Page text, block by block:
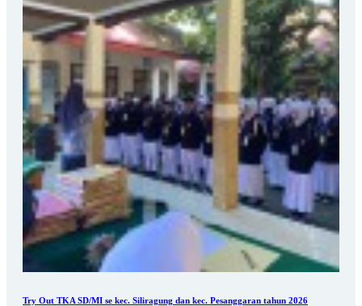
Try Out TKA SD/MI se kec. Siliragung dan kec. Pesanggaran tahun 2026